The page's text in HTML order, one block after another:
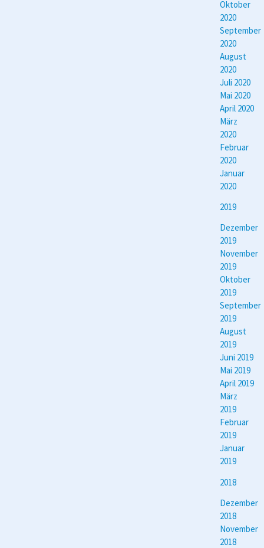
Oktober
2020
September
2020
August
2020
Juli 2020
Mai 2020
April 2020
März
2020
Februar
2020
Januar
2020
2019
Dezember
2019
November
2019
Oktober
2019
September
2019
August
2019
Juni 2019
Mai 2019
April 2019
März
2019
Februar
2019
Januar
2019
2018
Dezember
2018
November
2018